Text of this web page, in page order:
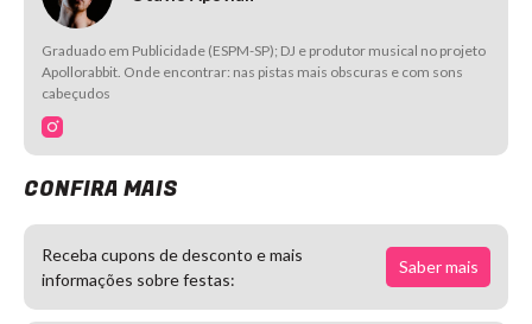
Graduado em Publicidade (ESPM-SP); DJ e produtor musical no projeto
Apollorabbit. Onde encontrar: nas pistas mais obscuras e com sons
cabeçudos
CONFIRA MAIS
Receba cupons de desconto e mais
informações sobre festas:
Saber mais